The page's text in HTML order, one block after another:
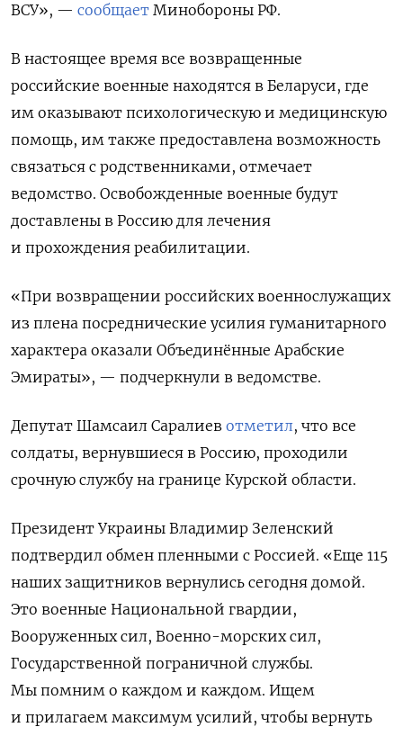
ВСУ», — сообщает Минобороны РФ.
В настоящее время все возвращенные
российские военные находятся в Беларуси, где
им оказывают психологическую и медицинскую
помощь, им также предоставлена возможность
связаться с родственниками, отмечает
ведомство. Освобожденные военные будут
доставлены в Россию для лечения
и прохождения реабилитации.
«При возвращении российских военнослужащих
из плена посреднические усилия гуманитарного
характера оказали Объединённые Арабские
Эмираты», — подчеркнули в ведомстве.
Депутат Шамсаил Саралиев отметил, что все
солдаты, вернувшиеся в Россию, проходили
срочную службу на границе Курской области.
Президент Украины Владимир Зеленский
подтвердил обмен пленными с Россией. «Еще 115
наших защитников вернулись сегодня домой.
Это военные Национальной гвардии,
Вооруженных сил, Военно-морских сил,
Государственной пограничной службы.
Мы помним о каждом и каждом. Ищем
и прилагаем максимум усилий, чтобы вернуть